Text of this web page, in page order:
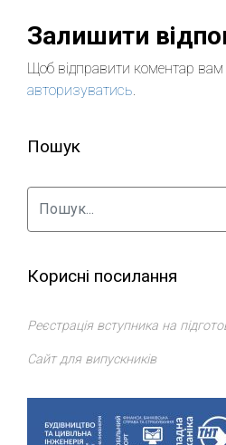
Залишити
Щоб відправити коментар вам
авторизуватись.
Пошук
Корисні посилання
Реєстрація вступника на
Сайт для випускників